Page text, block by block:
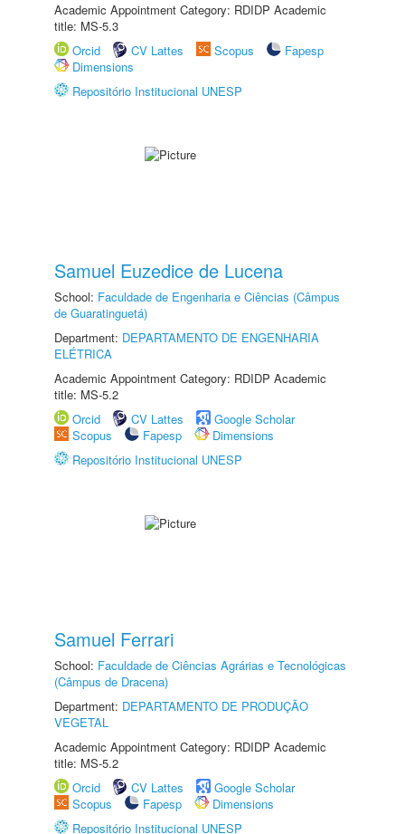
Academic Appointment Category: RDIDP Academic
title: MS-5.3
Orcid
CV Lattes Scopus
Fapesp
Dimensions
Repositório Institucional UNESP
Samuel Euzedice de Lucena
School: Faculdade de Engenharia e Ciências (Câmpus
de Guaratinguetá)
Department: DEPARTAMENTO DE ENGENHARIA
ELÉTRICA
Academic Appointment Category: RDIDP Academic
title: MS-5.2
Orcid
CV Lattes
Google Scholar
Scopus
Fapesp
Dimensions
Repositório Institucional UNESP
Samuel Ferrari
School: Faculdade de Ciências Agrárias e Tecnológicas
(Câmpus de Dracena)
Department: DEPARTAMENTO DE PRODUÇÃO
VEGETAL
Academic Appointment Category: RDIDP Academic
title: MS-5.2
Orcid
CV Lattes
Google Scholar
Scopus
Fapesp
Dimensions
Repositório Institucional UNESP